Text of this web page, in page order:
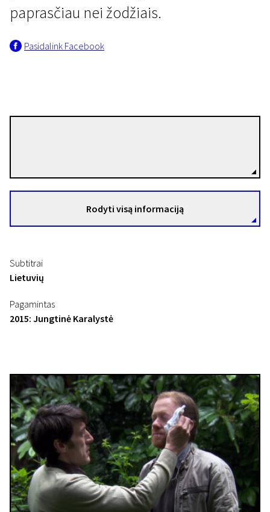
Siaubo komedijų naktis
1 val. 20 min. | N/A
paprasčiau nei žodžiais.
Pasidalink Facebook
Rodyti visą informaciją
Subtitrai
Lietuvių
Pagamintas
2015: Jungtinė Karalystė